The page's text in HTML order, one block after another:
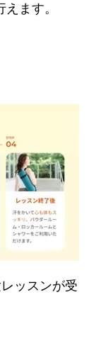
ます。
ッスンが受